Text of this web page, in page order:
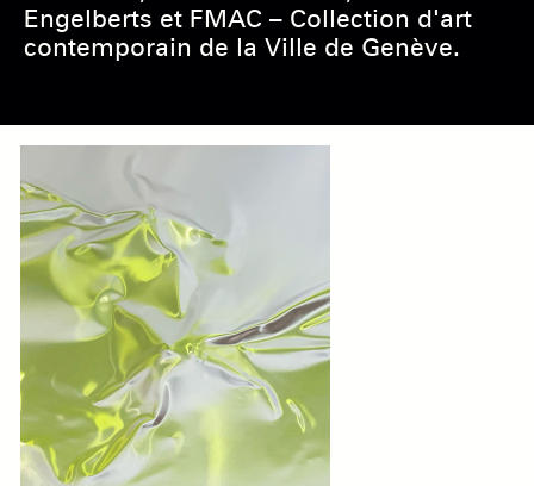
Engelberts et FMAC – Collection d'art
contemporain de la Ville de Genève.